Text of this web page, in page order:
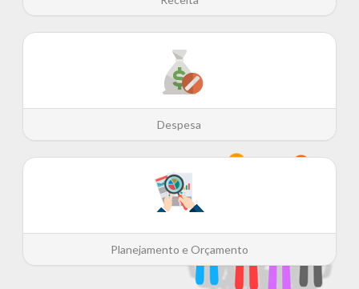
Despesa
Planejamento e Orçamento